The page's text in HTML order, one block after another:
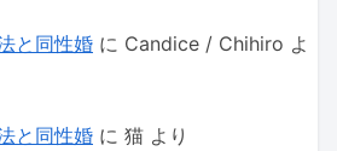
と同性婚 に Candice / Chihiro よ
と同性婚 に 猫 より